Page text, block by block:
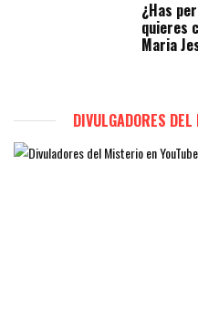
¿Has
quieres
Maria
DIVULGADORES